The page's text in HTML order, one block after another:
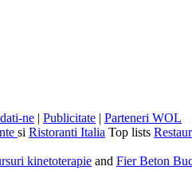
ne | Publicitate | Parteneri WOL
si Ristoranti Italia Top lists
kinetoterapie and Fier Beton